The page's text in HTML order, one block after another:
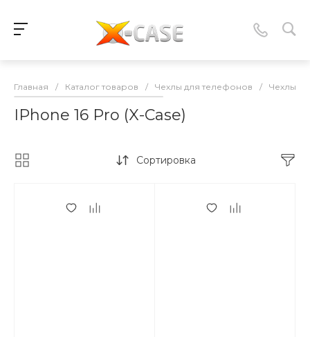
Главная / Каталог товаров / Чехлы для телефонов / Чехлы-
IPhone 16 Pro (X-Case)
Сортировка